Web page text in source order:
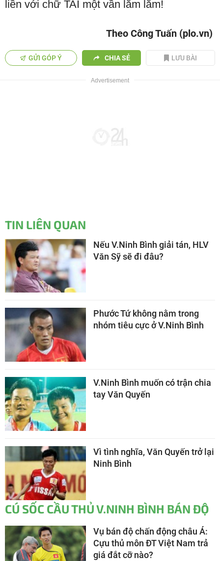
liền với chữ TAI một vần lắm lắm!
Theo Công Tuấn (plo.vn)
GỬI GÓP Ý CHIA SẺ LƯU BÀI
TIN LIÊN QUAN
Nếu V.Ninh Bình giải tán, HLV
Văn Sỹ sẽ đi đâu?
Phước Tứ không nằm trong
nhóm tiêu cực ở V.Ninh Bình
V.Ninh Bình muốn có trận chia
tay Văn Quyến
Vì tình nghĩa, Văn Quyến trở lại
Ninh Bình
CÚ SỐC CẦU THỦ V.NINH BÌNH BÁN ĐỘ
Vụ bán độ chấn động châu Á:
Cựu thủ môn ĐT Việt Nam trả
giá đắt cỡ nào?